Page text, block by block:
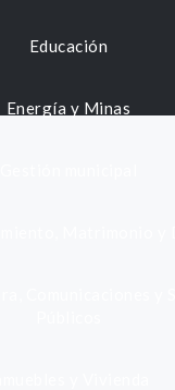
Educación
Energía y Minas